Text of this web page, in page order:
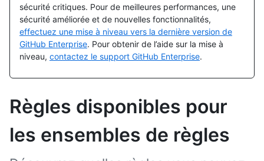
sécurité critiques. Pour de meilleures performances, une
sécurité améliorée et de nouvelles fonctionnalités,
effectuez une mise à niveau vers la dernière version de
GitHub Enterprise. Pour obtenir de l’aide sur la mise à
niveau, contactez le support GitHub Enterprise.
Règles disponibles pour
les ensembles de règles